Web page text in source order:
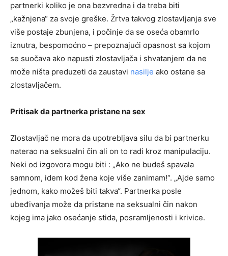
partnerki koliko je ona bezvredna i da treba biti
„kažnjena“ za svoje greške. Žrtva takvog zlostavljanja sve
više postaje zbunjena, i počinje da se oseća obamrlo
iznutra, bespomoćno – prepoznajući opasnost sa kojom
se suočava ako napusti zlostavljača i shvatanjem da ne
može ništa preduzeti da zaustavi nasilje ako ostane sa
zlostavljačem.
Pritisak da partnerka pristane na sex
Zlostavljač ne mora da upotrebljava silu da bi partnerku
naterao na seksualni čin ali on to radi kroz manipulaciju.
Neki od izgovora mogu biti : „Ako ne budeš spavala
samnom, idem kod žena koje više zanimam!“. „Ajde samo
jednom, kako možeš biti takva“. Partnerka posle
ubeđivanja može da pristane na seksualni čin nakon
kojeg ima jako osećanje stida, posramljenosti i krivice.